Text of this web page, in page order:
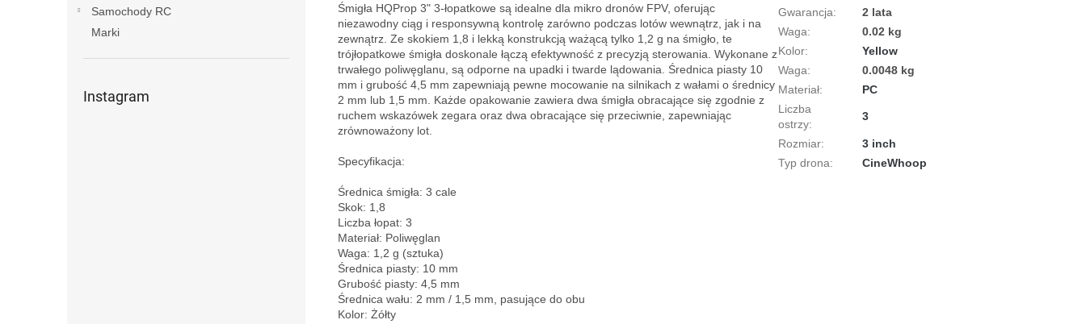
Samochody RC
Marki
Instagram
Śmigła HQProp 3" 3-łopatkowe są idealne dla mikro dronów FPV, oferując
niezawodny ciąg i responsywną kontrolę zarówno podczas lotów wewnątrz, jak i na
zewnątrz. Ze skokiem 1,8 i lekką konstrukcją ważącą tylko 1,2 g na śmigło, te
trójłopatkowe śmigła doskonale łączą efektywność z precyzją sterowania. Wykonane z
trwałego poliwęglanu, są odporne na upadki i twarde lądowania. Średnica piasty 10
mm i grubość 4,5 mm zapewniają pewne mocowanie na silnikach z wałami o średnicy
2 mm lub 1,5 mm. Każde opakowanie zawiera dwa śmigła obracające się zgodnie z
ruchem wskazówek zegara oraz dwa obracające się przeciwnie, zapewniając
zrównoważony lot.
Specyfikacja:
Średnica śmigła: 3 cale
Skok: 1,8
Liczba łopat: 3
Materiał: Poliwęglan
Waga: 1,2 g (sztuka)
Średnica piasty: 10 mm
Grubość piasty: 4,5 mm
Średnica wału: 2 mm / 1,5 mm, pasujące do obu
Kolor: Żółty
Gwarancja:
2 lata
Waga:
0.02 kg
Kolor:
Yellow
Waga:
0.0048 kg
Materiał:
PC
Liczba
ostrzy:
3
Rozmiar:
3 inch
Typ drona: CineWhoop